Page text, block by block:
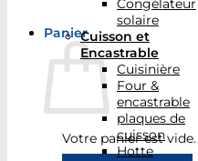
Panier
Votre panier est vide.
Congélateur
solaire
Cuisson et
Encastrable
Cuisinière
Four &
encastrable
plaques de
cuisson
Hotte